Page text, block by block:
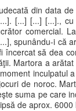
din data
[...] [...] [...].,
comercial.
spunându-i că
încercat să dea
Martora a
inculpatul
de noroc.
suma pe care
de aprox. 6000